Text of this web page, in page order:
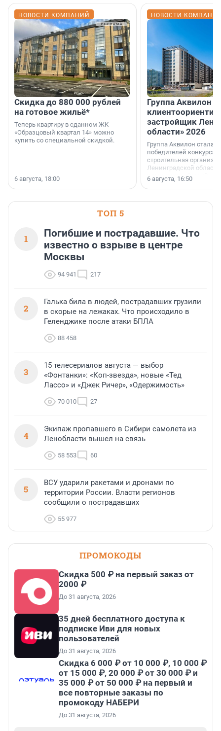
НОВОСТИ КОМПАНИЙ
Скидка до 880 000 рублей
на готовое жильё*
Теперь квартиру в сданном ЖК
«Образцовый квартал 14» можно
купить со специальной скидкой.
6 августа, 18:00
НОВОСТИ
Группа Аквилон
застройщик
области» 2026
Группа Аквилон стала
победителей конкурса
строительная
Ленинградской области
номинации «Самый
застройщик
6 августа, 16:50
ТОП 5
1
Погибшие и пострадавшие. Что
известно о взрыве в центре
Москвы
94 941 217
2
Галька била в людей, пострадавших грузили
в скорые на лежаках. Что происходило в
Геленджике после атаки БПЛА
88 458
3
15 телесериалов августа — выбор
«Фонтанки»: «Коп-звезда», новые «Тед
Лассо» и «Джек Ричер», «Одержимость»
70 010 27
4
Экипаж пропавшего в Сибири самолета из
Ленобласти вышел на связь
58 553 60
5
ВСУ ударили ракетами и дронами по
территории России. Власти регионов
сообщили о пострадавших
55 977
ПРОМОКОДЫ
Скидка 500 ₽ на первый заказ от
2000 ₽
До 31 августа, 2026
35 дней бесплатного доступа к
подписке Иви для новых
пользователей
До 31 августа, 2026
Скидка 6 000 ₽ от 10 000 ₽, 10 000 ₽
от 15 000 ₽, 20 000 ₽ от 30 000 ₽ и
35 000 ₽ от 50 000 ₽ на первый и
все повторные заказы по
промокоду НАБЕРИ
До 31 августа, 2026